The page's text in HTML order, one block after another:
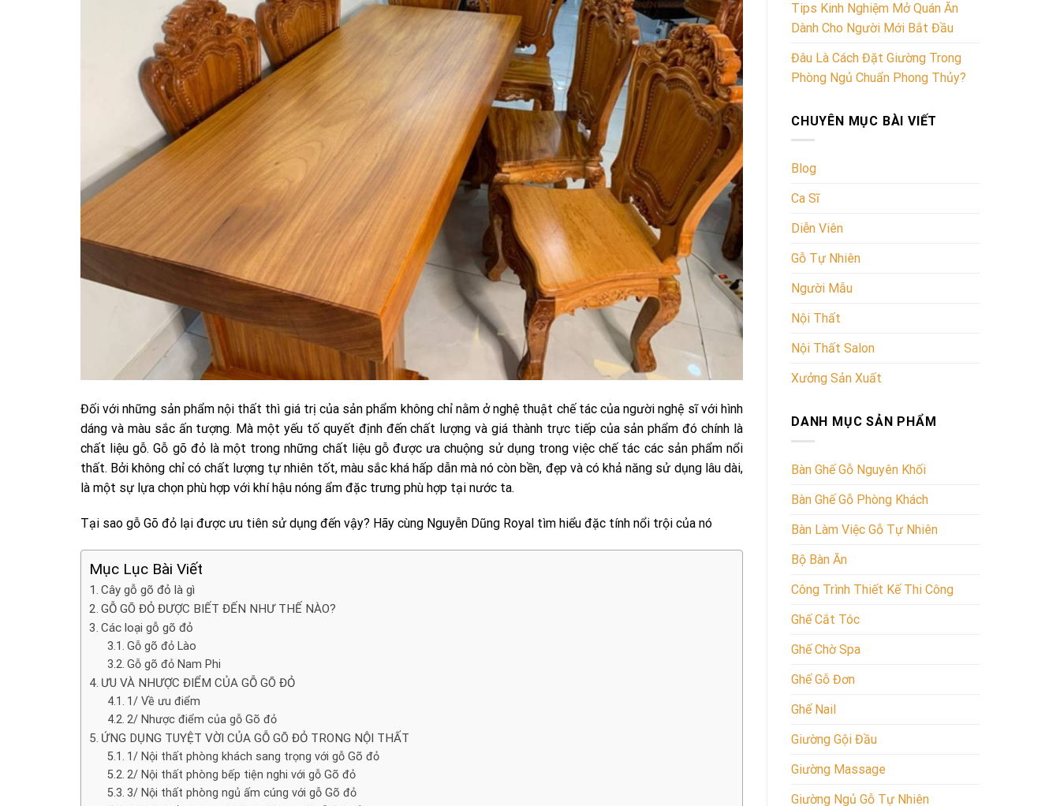
Đối với những sản phẩm nội thất thì giá trị của sản phẩm không chỉ nằm ở nghệ thuật chế tác của người nghệ sĩ với hình
dáng và màu sắc ấn tượng. Mà một yếu tố quyết định đến chất lượng và giá thành trực tiếp của sản phẩm đó chính là
chất liệu gỗ. Gỗ gõ đỏ là một trong những chất liệu gỗ được ưa chuộng sử dụng trong việc chế tác các sản phẩm nổi
thất. Bởi không chỉ có chất lượng tự nhiên tốt, màu sắc khá hấp dẫn mà nó còn bền, đẹp và có khả năng sử dụng lâu dài,
là một sự lựa chọn phù hợp với khí hậu nóng ẩm đặc trưng phù hợp tại nước ta.
Tại sao gỗ Gõ đỏ lại được ưu tiên sử dụng đến vậy? Hãy cùng Nguyễn Dũng Royal tìm hiểu đặc tính nổi trội của nó
Mục Lục Bài Viết
Cây gỗ gõ đỏ là gì
GỖ GÕ ĐỎ ĐƯỢC BIẾT ĐẾN NHƯ THẾ NÀO?
Các loại gỗ gõ đỏ
Gỗ gõ đỏ Lào
Gỗ gõ đỏ Nam Phi
ƯU VÀ NHƯỢC ĐIỂM CỦA GỖ GÕ ĐỎ
1/ Về ưu điểm
2/ Nhược điểm của gỗ Gõ đỏ
ỨNG DỤNG TUYỆT VỜI CỦA GỖ GÕ ĐỎ TRONG NỘI THẤT
1/ Nội thất phòng khách sang trọng với gỗ Gõ đỏ
2/ Nội thất phòng bếp tiện nghi với gỗ Gõ đỏ
3/ Nội thất phòng ngủ ấm cúng với gỗ Gõ đỏ
Tips Kinh Nghiệm Mở Quán Ăn
Dành Cho Người Mới Bắt Đầu
Đâu Là Cách Đặt Giường Trong
Phòng Ngủ Chuẩn Phong Thủy?
CHUYÊN MỤC BÀI VIẾT
Blog
Ca Sĩ
Diễn Viên
Gỗ Tự Nhiên
Người Mẫu
Nội Thất
Nội Thất Salon
Xưởng Sản Xuất
DANH MỤC SẢN PHẨM
Bàn Ghế Gỗ Nguyên Khối
Bàn Ghế Gỗ Phòng Khách
Bàn Làm Việc Gỗ Tự Nhiên
Bộ Bàn Ăn
Công Trình Thiết Kế Thi Công
Ghế Cắt Tóc
Ghế Chờ Spa
Ghế Gỗ Đơn
Ghế Nail
Giường Gội Đầu
Giường Massage
Giường Ngủ Gỗ Tự Nhiên